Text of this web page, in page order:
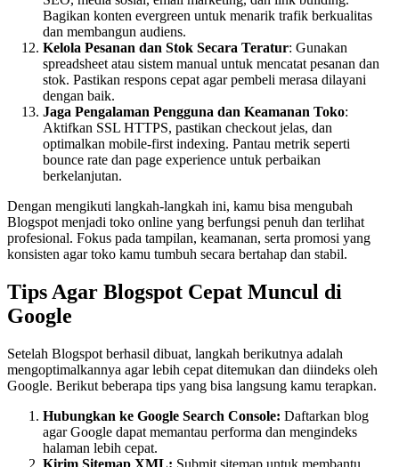
Bagikan konten evergreen untuk menarik trafik berkualitas
dan membangun audiens.
Kelola Pesanan dan Stok Secara Teratur: Gunakan
spreadsheet atau sistem manual untuk mencatat pesanan dan
stok. Pastikan respons cepat agar pembeli merasa dilayani
dengan baik.
Jaga Pengalaman Pengguna dan Keamanan Toko:
Aktifkan SSL HTTPS, pastikan checkout jelas, dan
optimalkan mobile-first indexing. Pantau metrik seperti
bounce rate dan page experience untuk perbaikan
berkelanjutan.
Dengan mengikuti langkah-langkah ini, kamu bisa mengubah
Blogspot menjadi toko online yang berfungsi penuh dan terlihat
profesional. Fokus pada tampilan, keamanan, serta promosi yang
konsisten agar toko kamu tumbuh secara bertahap dan stabil.
Tips Agar Blogspot Cepat Muncul di
Google
Setelah Blogspot berhasil dibuat, langkah berikutnya adalah
mengoptimalkannya agar lebih cepat ditemukan dan diindeks oleh
Google. Berikut beberapa tips yang bisa langsung kamu terapkan.
Hubungkan ke Google Search Console: Daftarkan blog
agar Google dapat memantau performa dan mengindeks
halaman lebih cepat.
Kirim Sitemap XML: Submit sitemap untuk membantu